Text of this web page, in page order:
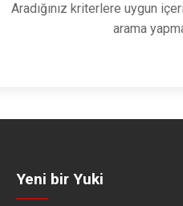
Aradığınız kriterlere uygun
arama
Yeni bir Yuki